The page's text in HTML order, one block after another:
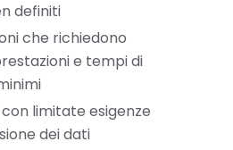
definiti
che richiedono
e tempi di
limitate esigenze
dei dati